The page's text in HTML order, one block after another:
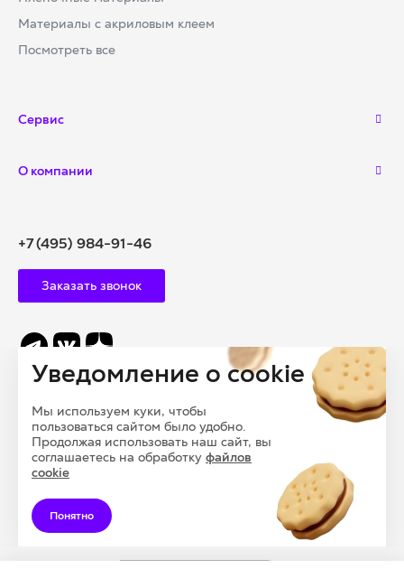
Материалы с акриловым клеем
Посмотреть все
Сервис
О компании
info@polysam.ru
+7 (495) 984-91-46
109028, Г. МОСКВА, ВНУТРИГОРОДСКАЯ
ТЕРРИТОРИЯ, МУНИЦИПАЛЬНЫЙ ОКРУГ БАСМАННЫЙ,
ПЕРЕУЛОК ПОДКОЛОКОЛЬНЫЙ, ДОМ 13, СТРОЕНИЕ 1
Заказать звонок
© 2026 ООО «ПОЛИСАМ», Все права защищены
Уведомление о cookie
Мы используем куки, чтобы
пользоваться сайтом было удобно.
Продолжая использовать наш сайт, вы
соглашаетесь на обработку файлов
cookie
Понятно